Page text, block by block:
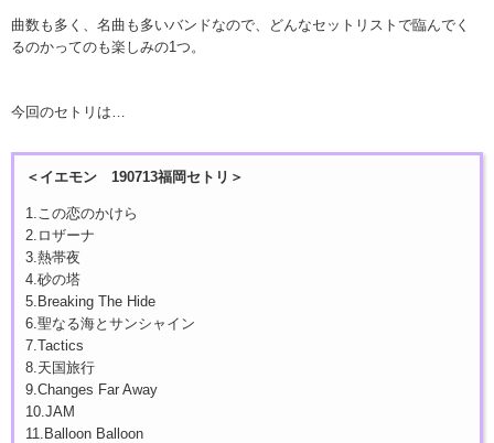
曲数も多く、名曲も多いバンドなので、どんなセットリストで臨んでく
るのかってのも楽しみの1つ。
今回のセトリは…
＜イエモン 190713福岡セトリ＞
1.この恋のかけら
2.ロザーナ
3.熱帯夜
4.砂の塔
5.Breaking The Hide
6.聖なる海とサンシャイン
7.Tactics
8.天国旅行
9.Changes Far Away
10.JAM
11.Balloon Balloon